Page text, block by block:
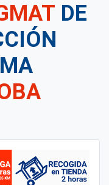
DE